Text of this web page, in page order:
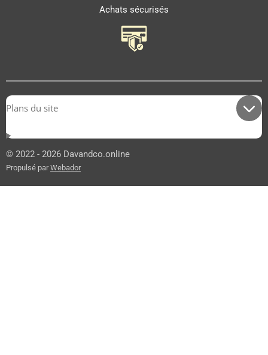
Achats sécurisés
Plans du site
© 2022 - 2026 Davandco.online
Propulsé parWebador